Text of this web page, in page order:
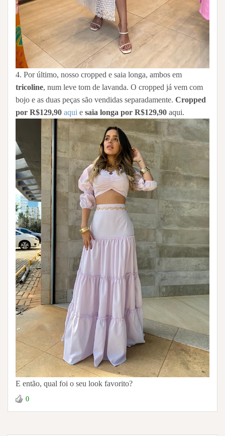
4. Por último, nosso cropped e saia longa, ambos em
tricoline, num leve tom de lavanda. O cropped já vem com
bojo e as duas peças são vendidas separadamente. Cropped
por R$129,90 aqui e saia longa por R$129,90 aqui.
E então, qual foi o seu look favorito?
0